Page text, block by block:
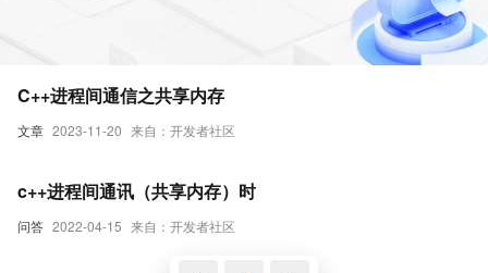
文章 2023-11-20 来自：开发者社区
C++进程间通信之共享内存
问答 2022-04-15 来自：开发者社区
c++进程间通讯（共享内存）时